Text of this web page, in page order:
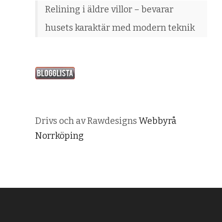
Relining i äldre villor – bevarar
husets karaktär med modern teknik
Drivs och av RawdesignsWebbyrå
Norrköping